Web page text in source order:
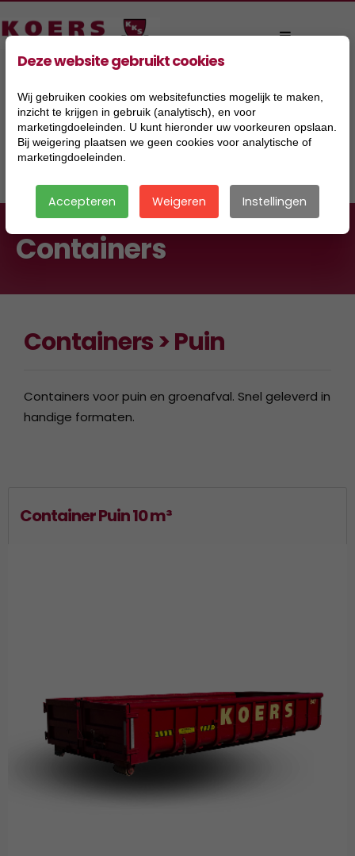
Containers
Containers > Puin
Containers voor puin en groenafval. Snel geleverd in
handige formaten.
Container Puin 10 m³
Deze website gebruikt cookies
Wij gebruiken cookies om websitefuncties mogelijk te maken,
inzicht te krijgen in gebruik (analytisch), en voor
marketingdoeleinden. U kunt hieronder uw voorkeuren opslaan.
Bij weigering plaatsen we geen cookies voor analytische of
marketingdoeleinden.
Accepteren Weigeren Instellingen